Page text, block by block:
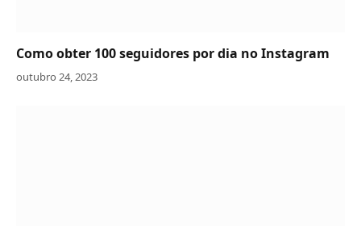
Como obter 100 seguidores por dia no Instagram
outubro 24, 2023